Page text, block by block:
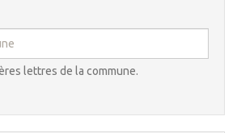
lettres de la commune.